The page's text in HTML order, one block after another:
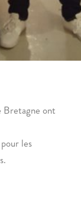
Bretagne ont
les